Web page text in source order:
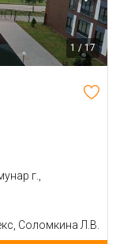
1 / 17
г.,
Соломкина Л.В.